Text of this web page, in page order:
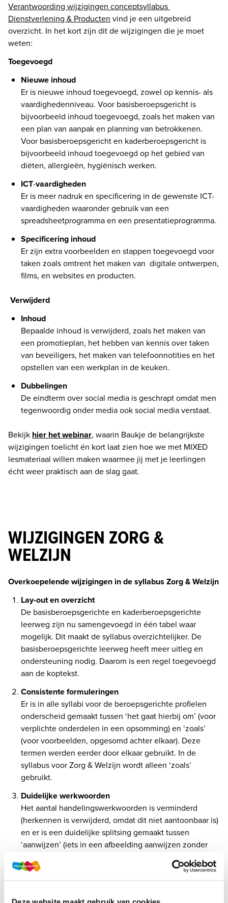
Verantwoording wijzigingen conceptsyllabus
Dienstverlening & Producten vind je een uitgebreid
overzicht. In het kort zijn dit de wijzigingen die je moet
weten:
Toegevoegd
Er is nieuwe inhoud toegevoegd, zowel op kennis- als
vaardighedenniveau. Voor basisberoepsgericht is
bijvoorbeeld inhoud toegevoegd, zoals het maken van
een plan van aanpak en planning van betrokkenen.
Voor basisberoepsgericht en kaderberoepsgericht is
bijvoorbeeld inhoud toegevoegd op het gebied van
diëten, allergieën, hygiënisch werken.
ICT-vaardigheden
Er is meer nadruk en specificering in de gewenste ICT-
vaardigheden waaronder gebruik van een
spreadsheetprogramma en een presentatieprogramma.
Specificering inhoud
Er zijn extra voorbeelden en stappen toegevoegd voor
taken zoals omtrent het maken van  digitale ontwerpen,
films, en websites en producten.
Verwijderd
Bepaalde inhoud is verwijderd, zoals het maken van
een promotieplan, het hebben van kennis over taken
van beveiligers, het maken van telefoonnotities en het
opstellen van een werkplan in de keuken.
Dubbelingen
De eindterm over social media is geschrapt omdat men
tegenwoordig onder media ook social media verstaat.
Bekijk hier het webinar, waarin Baukje de belangrijkste
wijzigingen toelicht én kort laat zien hoe we met MIXED
lesmateriaal willen maken waarmee jij met je leerlingen
écht weer praktisch aan de slag gaat.
WIJZIGINGEN ZORG &
WELZIJN
Overkoepelende wijzigingen in de syllabus Zorg & Welzijn
Lay-out en overzicht
De basisberoepsgerichte en kaderberoepsgerichte
leerweg zijn nu samengevoegd in één tabel waar
mogelijk. Dit maakt de syllabus overzichtelijker. De
basisberoepsgerichte leerweg heeft meer uitleg en
ondersteuning nodig. Daarom is een regel toegevoegd
aan de koptekst.
Consistente formuleringen
Er is in alle syllabi voor de beroepsgerichte profielen
onderscheid gemaakt tussen ‘het gaat hierbij om’ (voor
verplichte onderdelen in een opsomming) en ‘zoals’
(voor voorbeelden, opgesomd achter elkaar). Deze
termen werden eerder door elkaar gebruikt. In de
syllabus voor Zorg & Welzijn wordt alleen ‘zoals’
gebruikt.
Duidelijke werkwoorden
Het aantal handelingswerkwoorden is verminderd
(herkennen is verwijderd, omdat dit niet aantoonbaar is)
en er is een duidelijke splitsing gemaakt tussen
‘aanwijzen’ (iets in een afbeelding aanwijzen zonder
het te benoemen) en ‘benoemen’ (vraagt om termen te